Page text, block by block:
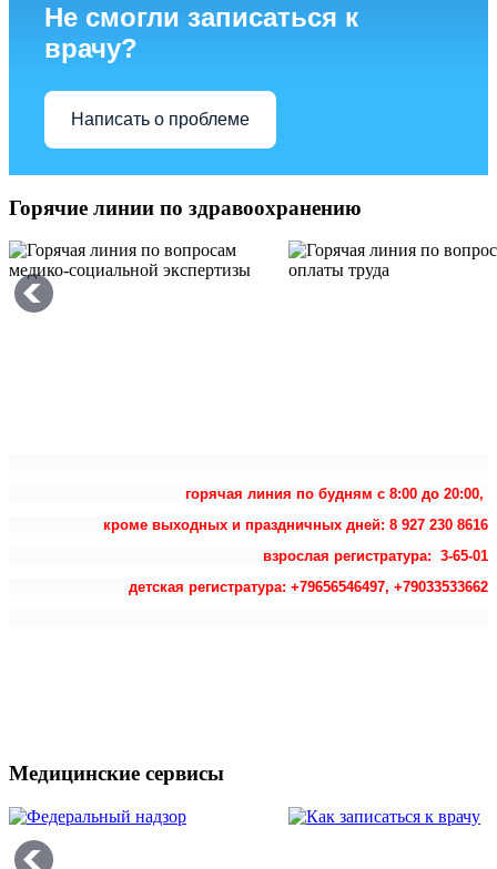
Не смогли записаться к
врачу?
Написать о проблеме
Горячие линии по здравоохранению
горячая линия по будням с 8:00 до 20:00,
кроме выходных и праздничных дней: 8 927 230 8616
взрослая регистратура: 3-65-01
детская регистратура: +79656546497, +79033533662
Медицинские сервисы